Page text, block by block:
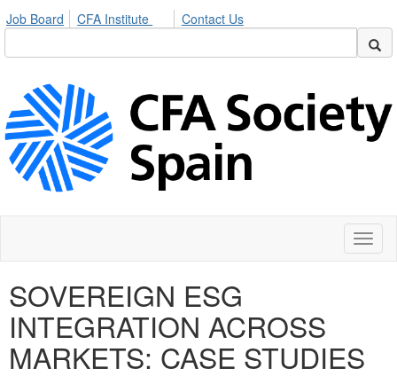
Job Board CFA Institute Contact Us
SOVEREIGN ESG
INTEGRATION ACROSS
MARKETS: CASE STUDIES